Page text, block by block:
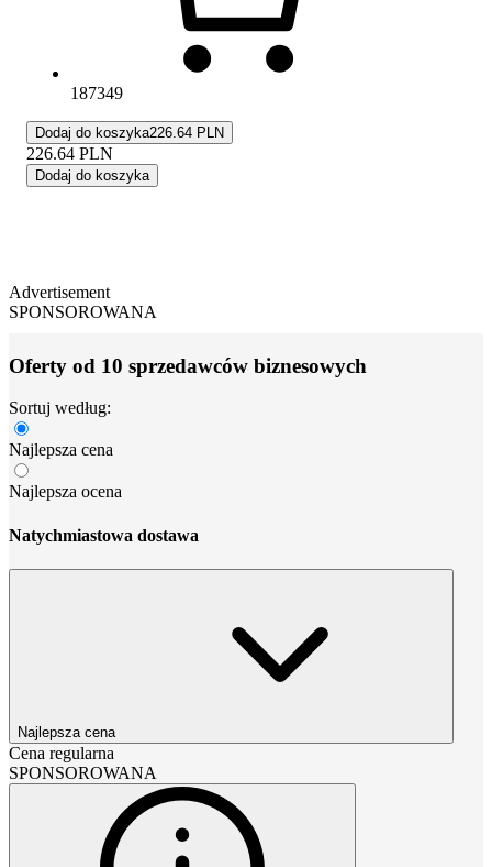
187349
Dodaj do koszyka226.64 PLN
226.64 PLN
Dodaj do koszyka
Advertisement
SPONSOROWANA
Oferty od 10 sprzedawców biznesowych
Sortuj według:
Najlepsza cena
Najlepsza ocena
Natychmiastowa dostawa
Najlepsza cena
Cena regularna
SPONSOROWANA